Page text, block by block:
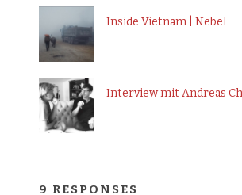
Inside Vietnam | Nebel
Interview mit Andreas
9 RESPONSES